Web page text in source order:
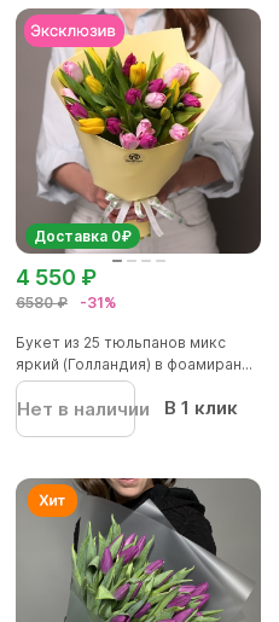
Доставка 0₽
6580 ₽ -31%
4 550 ₽
Букет из 25 тюльпанов микс
яркий (Голландия) в фоамиран...
Нет в наличии В 1 клик